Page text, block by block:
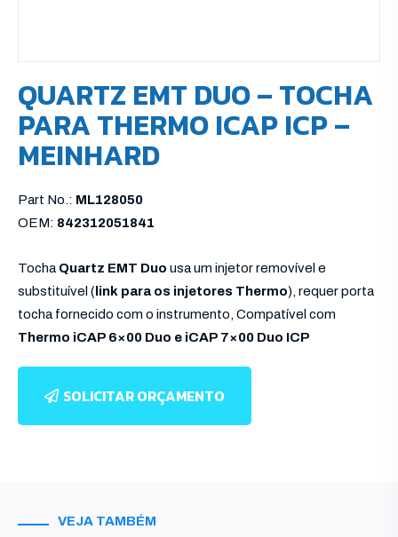
QUARTZ EMT DUO – TOCHA
PARA THERMO ICAP ICP –
MEINHARD
Part No.: ML128050
OEM: 842312051841
TochaQuartz EMT Duo usa um injetor removível e
substituível ( link para os injetores Thermo), requer porta
tocha fornecido com o instrumento, Compatível com
Thermo iCAP 6×00 Duo e iCAP 7×00 Duo ICP
SOLICITAR ORÇAMENTO
VEJA TAMBÉM